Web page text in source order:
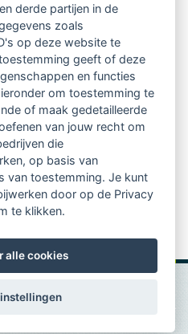
artikelen
professioneel
activiteiten
derde partijen in de
zoals
op deze website te
geeft of deze
en functies
om toestemming te
of maak gedetailleerde
van jouw recht om
die
op basis van
van toestemming. Je kunt
door op de Privacy
te klikken.
alle cookies